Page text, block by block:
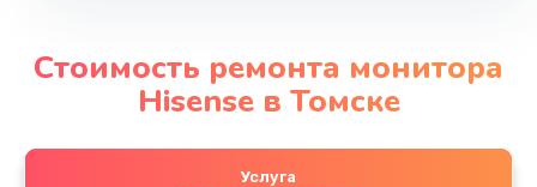
Стоимость ремонта монитора
Hisense в Томске
Услуга